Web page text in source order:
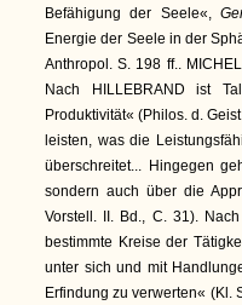
Befähigung der Seele«,
Energie der Seele in der
Anthropol. S. 198 ff..
Nach HILLEBRAND ist
Produktivität« (Philos. d.
leisten, was die
überschreitet... Hingegen
sondern auch über die
Vorstell. II. Bd., C. 31).
bestimmte Kreise der
unter sich und mit
Erfindung zu verwerten« (Kl.